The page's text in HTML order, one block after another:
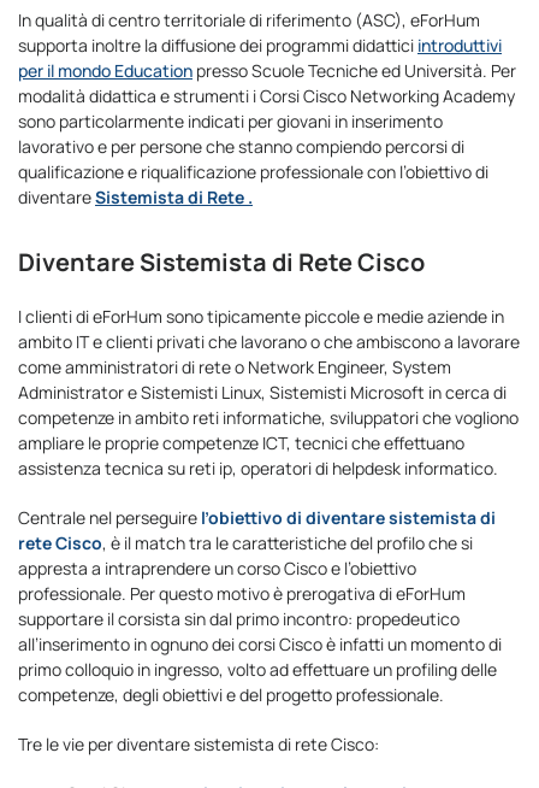
In qualità di centro territoriale di riferimento (ASC), eForHum
supporta inoltre la diffusione dei programmi didattici introduttivi
per il mondo Education presso Scuole Tecniche ed Università. Per
modalità didattica e strumenti i Corsi Cisco Networking Academy
sono particolarmente indicati per giovani in inserimento
lavorativo e per persone che stanno compiendo percorsi di
qualificazione e riqualificazione professionale con l’obiettivo di
diventareSistemista di Rete .
Diventare Sistemista di Rete Cisco
I clienti di eForHum sono tipicamente piccole e medie aziende in
ambito IT e clienti privati che lavorano o che ambiscono a lavorare
come amministratori di rete o Network Engineer, System
Administrator e Sistemisti Linux, Sistemisti Microsoft in cerca di
competenze in ambito reti informatiche, sviluppatori che vogliono
ampliare le proprie competenze ICT, tecnici che effettuano
assistenza tecnica su reti ip, operatori di helpdesk informatico.
Centrale nel perseguire l’obiettivo di diventare sistemista di
rete Cisco, è il match tra le caratteristiche del profilo che si
appresta a intraprendere un corso Cisco e l’obiettivo
professionale. Per questo motivo è prerogativa di eForHum
supportare il corsista sin dal primo incontro: propedeutico
all’inserimento in ognuno dei corsi Cisco è infatti un momento di
primo colloquio in ingresso, volto ad effettuare un profiling delle
competenze, degli obiettivi e del progetto professionale.
Tre le vie per diventare sistemista di rete Cisco: